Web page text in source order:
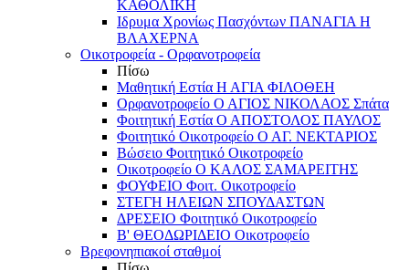
ΚΑΘΟΛΙΚΗ
Ιδρυμα Χρονίως Πασχόντων ΠΑΝΑΓΙΑ Η
ΒΛΑΧΕΡΝΑ
Οικοτροφεία - Ορφανοτροφεία
Πίσω
Μαθητική Εστία Η ΑΓΙΑ ΦΙΛΟΘΕΗ
Ορφανοτροφείο Ο ΑΓΙΟΣ ΝΙΚΟΛΑΟΣ Σπάτα
Φοιτητική Εστία Ο ΑΠΟΣΤΟΛΟΣ ΠΑΥΛΟΣ
Φοιτητικό Οικοτροφείο Ο ΑΓ. ΝΕΚΤΑΡΙΟΣ
Βώσειο Φοιτητικό Οικοτροφείο
Οικοτροφείο Ο ΚΑΛΟΣ ΣΑΜΑΡΕΙΤΗΣ
ΦΟΥΦΕΙΟ Φοιτ. Οικοτροφείο
ΣΤΕΓΗ ΗΛΕΙΩΝ ΣΠΟΥΔΑΣΤΩΝ
ΔΡΕΣΕΙΟ Φοιτητικό Οικοτροφείο
Β' ΘΕΟΔΩΡΙΔΕΙΟ Οικοτροφείο
Βρεφονηπιακοί σταθμοί